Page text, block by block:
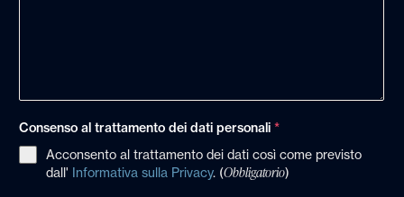
Consenso al trattamento dei dati personali*
Acconsento al trattamento dei dati così come previsto
dall' Informativa sulla Privacy. (Obbligatorio)